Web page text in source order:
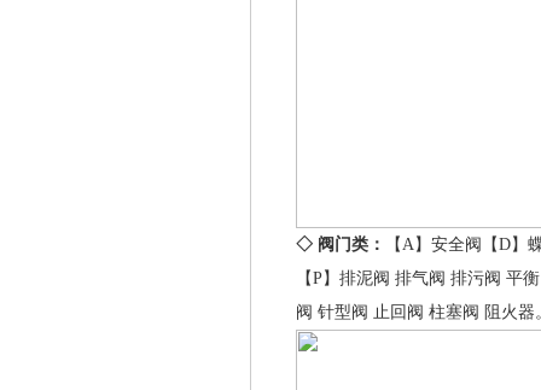
◇ 阀门类： 【A】 安全阀 【D】
【P】 排泥阀 排气阀 排污阀 平
阀 针型阀 止回阀 柱塞阀 阻火器